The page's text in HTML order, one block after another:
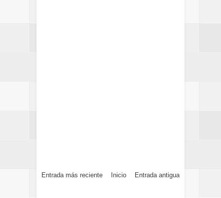
Entrada más reciente Entrada antigua
Inicio